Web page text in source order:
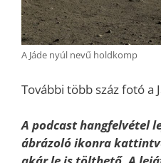
A Jáde nyúl nevű holdkomp
További több száz fotó a
A podcast hangfelvétel
ábrázoló ikonra